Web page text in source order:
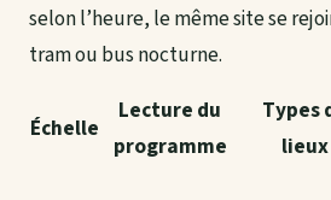
selon l’heure, le même site se
tram ou bus nocturne.
Échelle
Lecture du
programme
Types
lieux